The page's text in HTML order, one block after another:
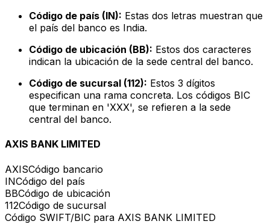
Código de país (IN): Estas dos letras muestran que
el país del banco es India.
Código de ubicación (BB): Estos dos caracteres
indican la ubicación de la sede central del banco.
Código de sucursal (112): Estos 3 dígitos
especifican una rama concreta. Los códigos BIC
que terminan en 'XXX', se refieren a la sede
central del banco.
AXIS BANK LIMITED
AXISCódigo bancario
INCódigo del país
BBCódigo de ubicación
112Código de sucursal
Código SWIFT/BIC para AXIS BANK LIMITED